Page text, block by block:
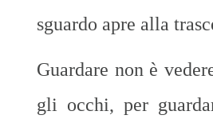
sguardo apre alla
Guardare non è
gli occhi, per